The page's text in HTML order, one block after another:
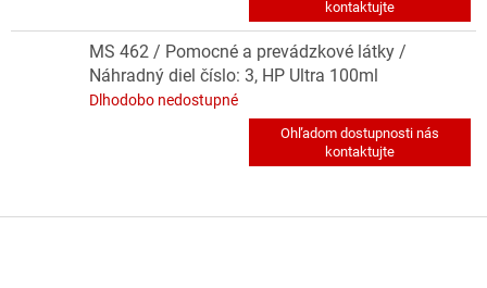
MS 462 / Pomocné a prevádzkové látky /
Náhradný diel číslo: 3, HP Ultra 100ml
Dlhodobo nedostupné